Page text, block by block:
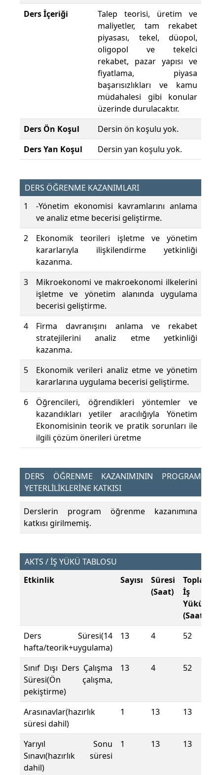
Ders İçeriği
Talep teorisi, üretim ve
maliyetler, tam rekabet
piyasası, tekel, düopol,
oligopol ve tekelci
rekabet, pazar yapısı ve
fiyatlama, piyasa
başarısızlıkları ve kamu
müdahalesi gibi konular
üzerinde durulacaktır.
Ders Ön Koşul
Dersin ön koşulu yok.
Ders Yan Koşul
Dersin yan koşulu yok.
DERS ÖĞRENME KAZANIMLARI
1
-Yönetim ekonomisi kavramlarını anlama
ve analiz etme becerisi geliştirme.
2
Ekonomik teorileri işletme ve yönetim
kararlarıyla ilişkilendirme yetkinliği
kazanma.
3
Mikroekonomi ve makroekonomi ilkelerini
işletme ve yönetim alanında uygulama
becerisi geliştirme.
4
Firma davranışını anlama ve rekabet
stratejilerini analiz etme yetkinliği
kazanma.
5
Ekonomik verileri analiz etme ve yönetim
kararlarına uygulama becerisi geliştirme.
6
Öğrencileri, öğrendikleri yöntemler ve
kazandıkları yetiler aracılığıyla Yönetim
Ekonomisinin teorik ve pratik sorunları ile
ilgili çözüm önerileri üretme
DERS ÖĞRENME KAZANIMININ PROGRAM
YETERLİLİKLERİNE KATKISI
Derslerin program öğrenme kazanımına
katkısı girilmemiş.
AKTS / İŞ YÜKÜ TABLOSU
Etkinlik
Sayısı
Süresi
(Saat)
Toplam
İş
Yükü
(Saat)
Ders Süresi(14
hafta/teorik+uygulama)
13 4 52
Sınıf Dışı Ders Çalışma
Süresi(Ön çalışma,
pekiştirme)
13 4 52
Arasınavlar(hazırlık
süresi dahil)
1 13 13
Yarıyıl Sonu
Sınavı(hazırlık süresi
dahil)
1 13 13